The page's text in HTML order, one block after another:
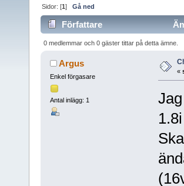
Sidor: [1]Gå ned
Författare
0 medlemmar och 0 gäster tittar på detta ämne.
Argus
Enkel förgasare
Antal inlägg: 1
«